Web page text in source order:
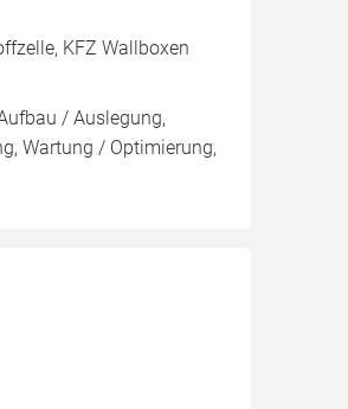
KFZ Wallboxen
/ Auslegung,
Wartung / Optimierung,